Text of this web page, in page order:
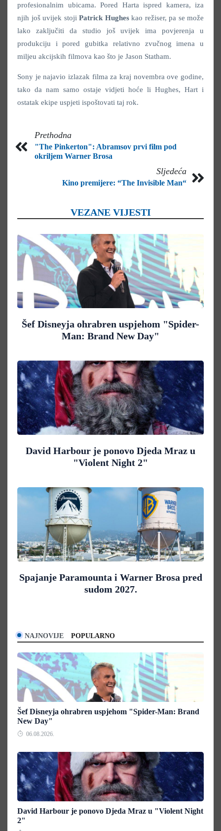
profesionalnim ubicama. Pored Harta ispred kamera, iza
njih još uvijek stoji Patrick Hugheskao režiser, pa se može
lako zaključiti da studio još uvijek ima povjerenja u
produkciju i pored gubitka relativno zvučnog imena u
miljeu akcijskih filmova kao što je Jason Statham.
Sony je najavio izlazak filma za kraj novembra ove godine,
tako da nam samo ostaje vidjeti hoće li Hughes, Hart i
ostatak ekipe uspjeti ispoštovati taj rok.
Prethodna
"The Pinkerton": Abramsov prvi film pod
okriljem Warner Brosa
Sljedeća
Kino premijere: “The Invisible Man“
VEZANE VIJESTI
Šef Disneyja ohrabren uspjehom "Spider-
Man: Brand New Day"
David Harbour je ponovo Djeda Mraz u
"Violent Night 2"
Spajanje Paramounta i Warner Brosa pred
sudom 2027.
NAJNOVIJE POPULARNO
Šef Disneyja ohrabren uspjehom "Spider-Man: Brand
New Day"
06.08.2026.
David Harbour je ponovo Djeda Mraz u "Violent Night
2"